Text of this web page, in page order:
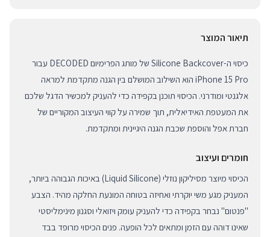
תיאור המוצר
כיסוי ה-Silicone Backcover של מותג הפרימיום DECODED עבור
iPhone 15 Pro הוא השילוב המושלם בין הגנה מתקדמת למראה
אלגנטי ומודרני. הכיסוי תוכנן בקפידה כדי להעניק למכשיר הדגל שלכם
את המעטפת האידיאלית, תוך שמירה על קווי העיצוב המקוריים של
חברת אפל והוספת שכבת הגנה היגיינית ומתקדמת.
חומרים ועיצוב
הכיסוי מיוצר מסיליקון נוזלי (Liquid Silicone) באיכות הגבוהה ביותר,
המעניק מגע משי יוקרתי ואחיזה בטוחה המונעת החלקה מהיד. הצבע
"פנטום" נבחר בקפידה כדי להעניק עומק ויזואלי וסגנון מינימליסטי
שאינו דוהה עם הזמן ומתאים לכל הופעה. פנים הכיסוי מרופד בבד